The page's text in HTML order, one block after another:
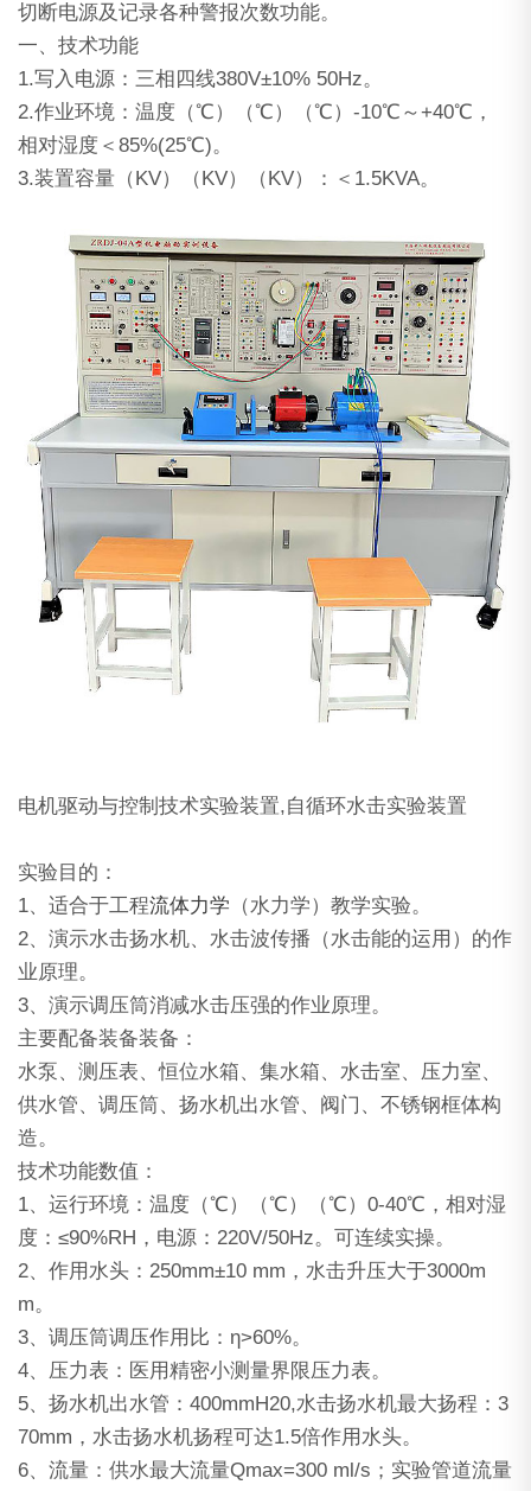
切断电源及记录各种警报次数功能。
一、技术功能
1.写入电源：三相四线380V±10% 50Hz。
2.作业环境：温度（℃）（℃）（℃）-10℃～+40℃，
相对湿度＜85%(25℃)。
3.装置容量（KV）（KV）（KV）：＜1.5KVA。
电机驱动与控制技术实验装置,自循环水击实验装置
实验目的：
1、适合于工程流体力学 （水力学）教学实验。
2、演示水击扬水机、水击波传播（水击能的运用）的作
业原理。
3、演示调压筒消减水击压强的作业原理。
主要配备装备装备：
水泵、测压表、恒位水箱、集水箱、水击室、压力室、
供水管、调压筒、扬水机出水管、阀门、不锈钢框体构
造。
技术功能数值：
1、运行环境：温度（℃）（℃）（℃）0-40℃，相对湿
度：≤90%RH，电源：220V/50Hz。可连续实操。
2、作用水头：250mm±10 mm，水击升压大于3000m
m。
3、调压筒调压作用比：η>60%。
4、压力表：医用精密小测量界限压力表。
5、扬水机出水管：400mmH20,水击扬水机最大扬程：3
70mm，水击扬水机扬程可达1.5倍作用水头。
6、流量：供水最大流量Qmax=300 ml/s；实验管道流量